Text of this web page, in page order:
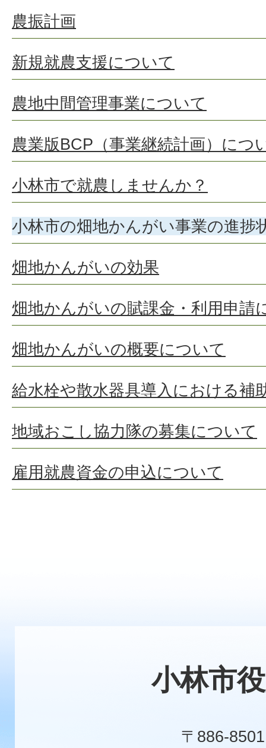
農振計画
新規就農支援について
農地中間管理事業について
農業版BCP（事業継続計画）につ
小林市で就農しませんか？
小林市の畑地かんがい事業の進捗
畑地かんがいの効果
畑地かんがいの賦課金・利用申請
畑地かんがいの概要について
給水栓や散水器具導入における補
地域おこし協力隊の募集について
雇用就農資金の申込について
小林市
〒886-8501